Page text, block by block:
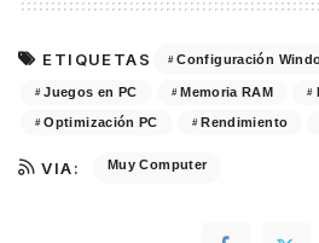
ETIQUETAS Configuración
Juegos en PC Memoria RAM
Optimización PC Rendimiento
VIA: Muy Computer